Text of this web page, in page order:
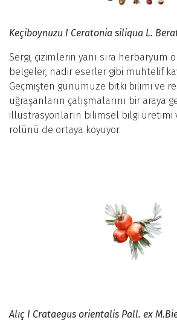
Keçiboynuzu I Ceratonia siliqua L.
Sergi, çizimlerin yanı sıra herbaryum
belgeler, nadir eserler gibi muhtelif
Geçmişten günümüze bitki bilimi ve
uğraşanların çalışmalarını bir araya
illüstrasyonların bilimsel bilgi üretimi
rolünü de ortaya koyuyor.
Alıç I Crataegus orientalis Pall. ex